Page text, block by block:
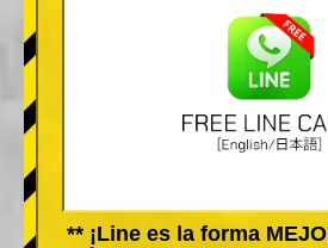
** ¡Line es la forma